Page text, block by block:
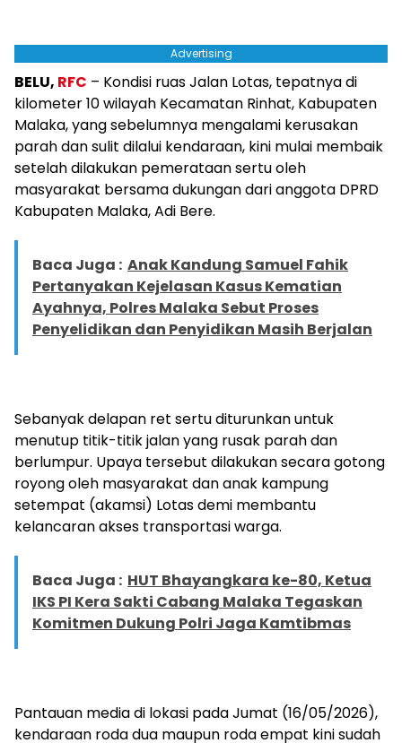
Advertising
BELU, RFC – Kondisi ruas Jalan Lotas, tepatnya di
kilometer 10 wilayah Kecamatan Rinhat, Kabupaten
Malaka, yang sebelumnya mengalami kerusakan
parah dan sulit dilalui kendaraan, kini mulai membaik
setelah dilakukan pemerataan sertu oleh
masyarakat bersama dukungan dari anggota DPRD
Kabupaten Malaka, Adi Bere.
Baca Juga : Anak Kandung Samuel Fahik
Pertanyakan Kejelasan Kasus Kematian
Ayahnya, Polres Malaka Sebut Proses
Penyelidikan dan Penyidikan Masih Berjalan
Sebanyak delapan ret sertu diturunkan untuk
menutup titik-titik jalan yang rusak parah dan
berlumpur. Upaya tersebut dilakukan secara gotong
royong oleh masyarakat dan anak kampung
setempat (akamsi) Lotas demi membantu
kelancaran akses transportasi warga.
Baca Juga : HUT Bhayangkara ke-80, Ketua
IKS PI Kera Sakti Cabang Malaka Tegaskan
Komitmen Dukung Polri Jaga Kamtibmas
Pantauan media di lokasi pada Jumat (16/05/2026),
kendaraan roda dua maupun roda empat kini sudah